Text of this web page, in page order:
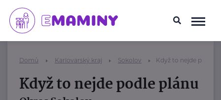
Domů Karlovarský kraj Sokolov Když to nejde podle
Když to nejde podle plánu